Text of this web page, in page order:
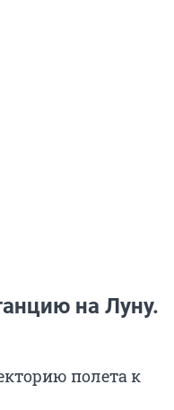
на Луну.
полета к